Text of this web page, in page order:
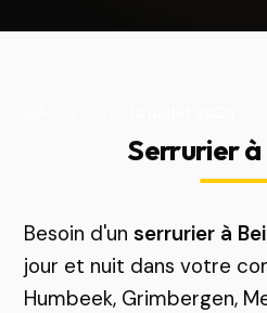
Serrurier à
Besoin d'unserrurier à
jour et nuit dans votre
Humbeek, Grimbergen,